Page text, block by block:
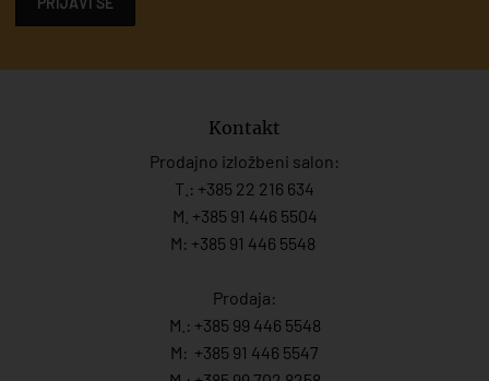
Kontakt
Prodajno izložbeni salon:
T.: +385 22 216 634
M. +385 91 446 5504
M: +385 91 446 5548
Prodaja:
M.: +385 99 446 5548
M: +385 91 446 5547